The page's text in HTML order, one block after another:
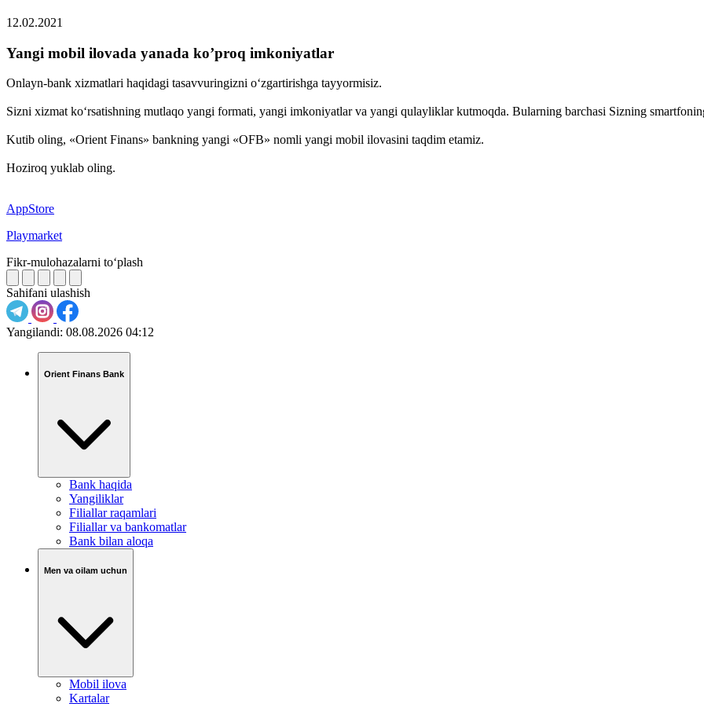
12.02.2021
Yangi mobil ilovada yanada ko’proq imkoniyatlar
Onlayn-bank xizmatlari haqidagi tasavvuringizni o‘zgartirishga tayyormisiz.
Sizni xizmat ko‘rsatishning mutlaqo yangi formati, yangi imkoniyatlar va yangi qulayliklar kutmoqda. Bularning barchasi Sizning
Kutib oling, «Orient Finans» bankning yangi «OFB» nomli yangi mobil ilovasini taqdim etamiz.
Hoziroq yuklab oling.
AppStore
Playmarket
Fikr-mulohazalarni to‘plash
Sahifani ulashish
Yangilandi: 08.08.2026 04:12
Orient Finans Bank
Bank haqida
Yangiliklar
Filiallar raqamlari
Filiallar va bankomatlar
Bank bilan aloqa
Men va oilam uchun
Mobil ilova
Kartalar